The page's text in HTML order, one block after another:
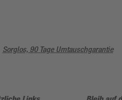
Sorglos, 90 Tage Umtauschgarantie